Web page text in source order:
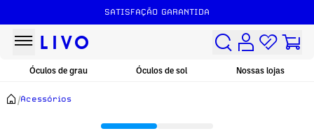
SATISFAÇÃO GARANTIDA
Óculos de grau Óculos de sol Nossas lojas
/Acessórios